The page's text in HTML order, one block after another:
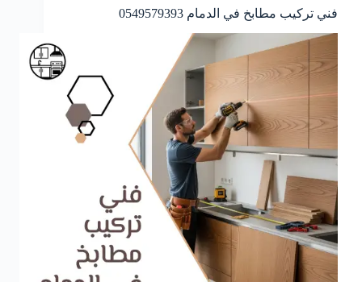
فني تركيب مطابخ في الدمام 0549579393